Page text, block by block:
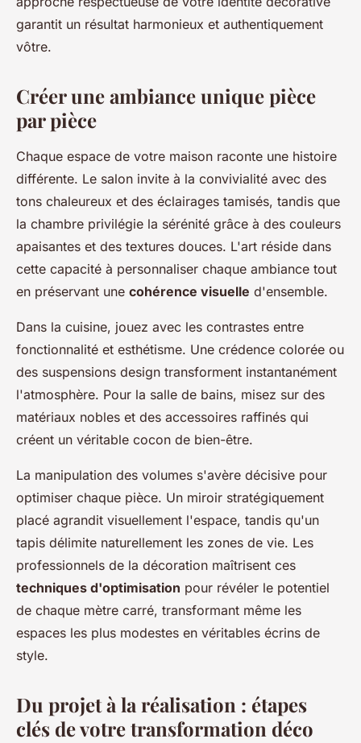
garantit un résultat harmonieux et authentiquement
vôtre.
Créer une ambiance unique pièce
par pièce
Chaque espace de votre maison raconte une histoire
différente. Le salon invite à la convivialité avec des
tons chaleureux et des éclairages tamisés, tandis que
la chambre privilégie la sérénité grâce à des couleurs
apaisantes et des textures douces. L'art réside dans
cette capacité à personnaliser chaque ambiance tout
en préservant une cohérence visuelle d'ensemble.
Dans la cuisine, jouez avec les contrastes entre
fonctionnalité et esthétisme. Une crédence colorée ou
des suspensions design transforment instantanément
l'atmosphère. Pour la salle de bains, misez sur des
matériaux nobles et des accessoires raffinés qui
créent un véritable cocon de bien-être.
La manipulation des volumes s'avère décisive pour
optimiser chaque pièce. Un miroir stratégiquement
placé agrandit visuellement l'espace, tandis qu'un
tapis délimite naturellement les zones de vie. Les
professionnels de la décoration maîtrisent ces
techniques d'optimisation pour révéler le potentiel
de chaque mètre carré, transformant même les
espaces les plus modestes en véritables écrins de
style.
Du projet à la réalisation : étapes
clés de votre transformation déco